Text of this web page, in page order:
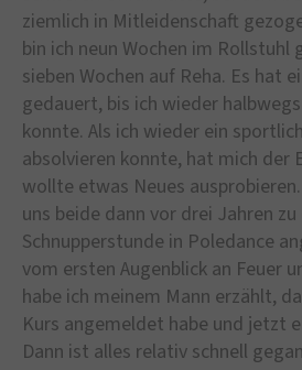
ziemlich in Mitleidenschaft
bin ich neun Wochen im Rollstuhl
sieben Wochen auf Reha. Es hat
gedauert, bis ich wieder
konnte. Als ich wieder ein
absolvieren konnte, hat mich der
wollte etwas Neues
uns beide dann vor drei Jahren
Schnupperstunde in Poledance
vom ersten Augenblick an Feuer
habe ich meinem Mann erzählt,
Kurs angemeldet habe und jetzt
Dann ist alles relativ schnell